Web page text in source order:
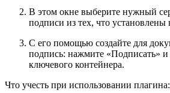
В этом окне выберите нужный
подписи из тех, что установлены
С его помощью создайте для
подпись: нажмите «Подписать» и
ключевого контейнера.
Что учесть при использовании плагина: